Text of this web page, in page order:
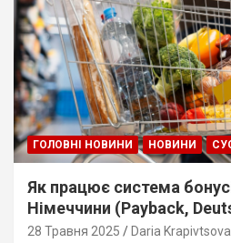
ГОЛОВНІ НОВИНИ НОВИНИ
Як працює система
Німеччини (Payback,
28 Травня 2025 Daria Krapivtsova